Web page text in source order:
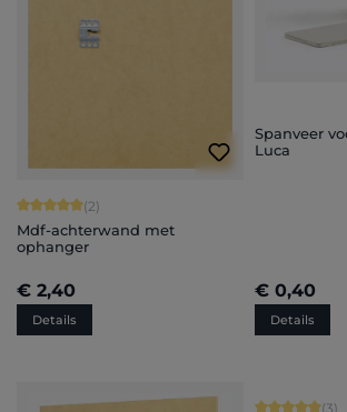
Gemiddelde waardering van 5 van 5 sterren
(2)
Mdf-achterwand met
ophanger
€ 2,40
Details
Spanveer
Luca
€ 0,40
Details
Gemiddelde
(3)